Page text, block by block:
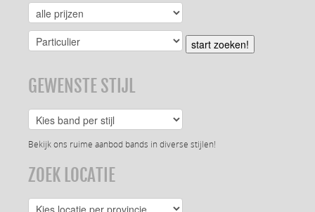
start zoeken!
GEWENSTE STIJL
Bekijk ons ruime aanbod bands in diverse stijlen!
ZOEK LOCATIE